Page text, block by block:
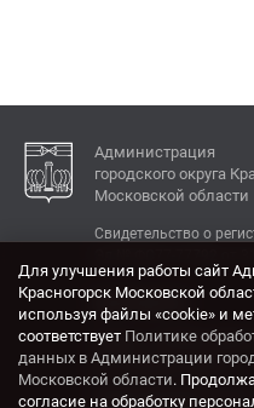
Администрация
городского округа
Московской области
Свидетельство о
КОНТАКТЫ
Адрес: 143404,
ул. Ленина, дом 4.
Электронная почта:
Для улучшения работы сайт
Красногорск Московской
используя файлы «cookie» и
соответствует Политике
данных в Администрации
Московской области.
согласие на обработку